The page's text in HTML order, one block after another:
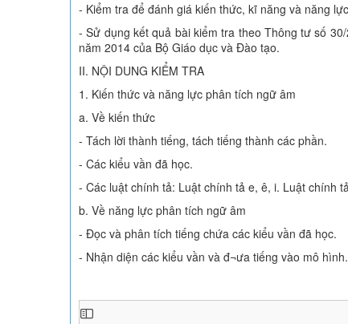
- Kiểm tra để đánh giá kiến thức, kĩ năng và năng
- Sử dụng kết quả bài kiểm tra theo Thông tư số
năm 2014 của Bộ Giáo dục và Đào tạo.
II. NỘI DUNG KIỂM TRA
1. Kiến thức và năng lực phân tích ngữ âm
a. Về kiến thức
- Tách lời thành tiếng, tách tiếng thành các phần.
- Các kiểu vần đã học.
- Các luật chính tả: Luật chính tả e, ê, i. Luật chính
b. Về năng lực phân tích ngữ âm
- Đọc và phân tích tiếng chứa các kiểu vần đã học.
- Nhận diện các kiểu vần và đ¬ưa tiếng vào mô hình.